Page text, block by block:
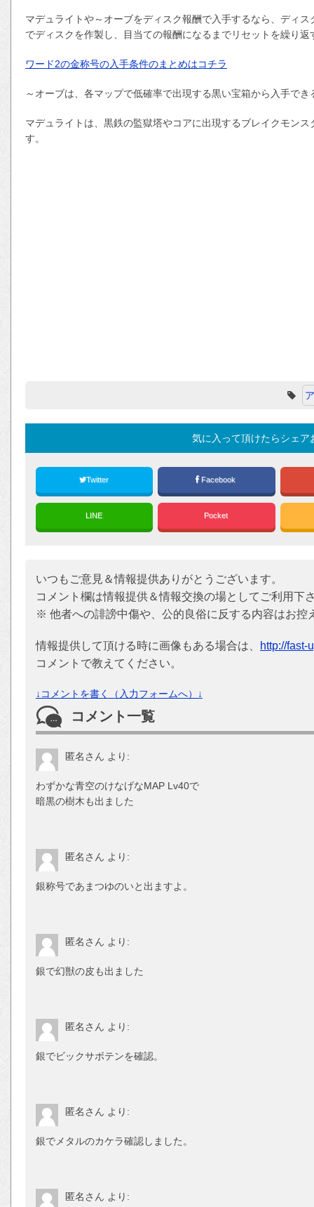
マデュライトや～オーブをディスク報酬で入手するなら、ディ
でディスクを作製し、目当ての報酬になるまでリセットを繰り
ワード2の金称号の入手条件のまとめはコチラ
～オーブは、各マップで低確率で出現する黒い宝箱から入手で
マデュライトは、黒鉄の監獄塔やコアに出現するブレイクモン
す。
気に入って頂けたらシェア
Twitter Facebook
LINE Pocket
いつもご意見＆情報提供ありがとうございます。
コメント欄は情報提供＆情報交換の場としてご利用下
※ 他者への誹謗中傷や、公的良俗に反する内容はお控
情報提供して頂ける時に画像もある場合は、
http://fast-
コメントで教えてください。
↓コメントを書く（入力フォームへ）↓
コメント一覧
匿名さん より:
わずかな青空のけなげなMAP Lv40で
暗黒の樹木も出ました
匿名さん より:
銀称号であまつゆのいと出ますよ。
匿名さん より:
銀で幻獣の皮も出ました
匿名さん より:
銀でビックサボテンを確認。
匿名さん より:
銀でメタルのカケラ確認しました。
匿名さん より: